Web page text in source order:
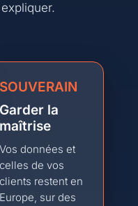
SOUVERAIN
Garder la
maîtrise
Vos données et
celles de vos
clients restent en
Europe, sur des